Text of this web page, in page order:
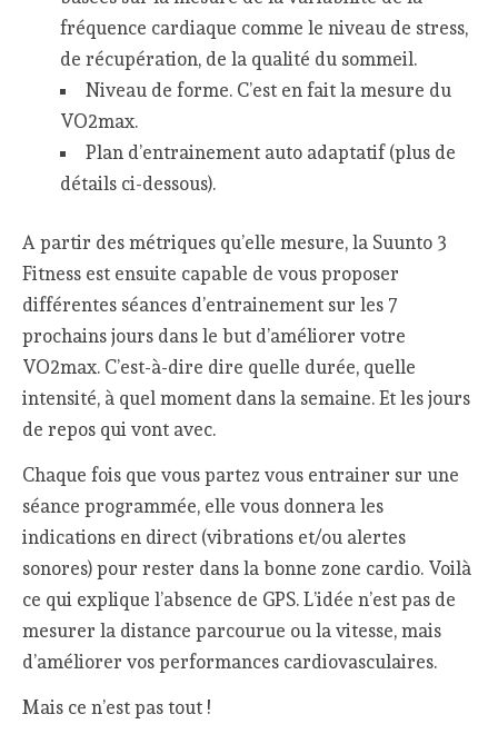
fréquence cardiaque comme le niveau de stress,
de récupération, de la qualité du sommeil.
Niveau de forme. C’est en fait la mesure du
VO2max.
Plan d’entrainement auto adaptatif (plus de
détails ci-dessous).
A partir des métriques qu’elle mesure, la Suunto 3
Fitness est ensuite capable de vous proposer
différentes séances d’entrainement sur les 7
prochains jours dans le but d’améliorer votre
VO2max. C’est-à-dire dire quelle durée, quelle
intensité, à quel moment dans la semaine. Et les jours
de repos qui vont avec.
Chaque fois que vous partez vous entrainer sur une
séance programmée, elle vous donnera les
indications en direct (vibrations et/ou alertes
sonores) pour rester dans la bonne zone cardio. Voilà
ce qui explique l’absence de GPS. L’idée n’est pas de
mesurer la distance parcourue ou la vitesse, mais
d’améliorer vos performances cardiovasculaires.
Mais ce n’est pas tout !